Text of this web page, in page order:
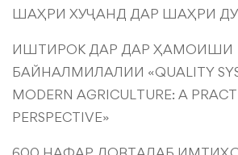
ШАҲРИ ХУҶАНД ДАР ШАҲРИ
ИШТИРОК ДАР ДАР ҲАМОИШИ
БАЙНАЛМИЛАЛИИ «QUALITY
MODERN AGRICULTURE: A
PERSPECTIVE»